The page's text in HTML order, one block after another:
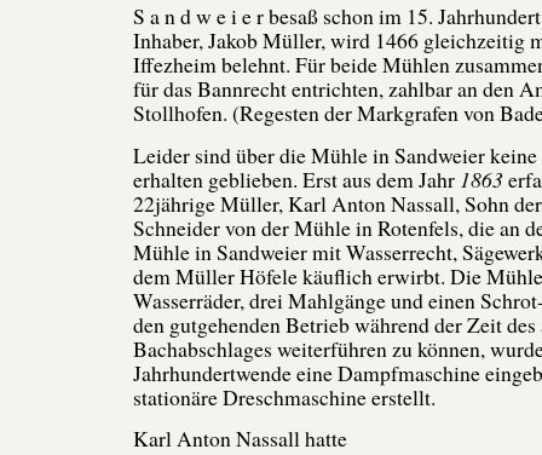
S a n d w e i e r besaß schon im 15.
Inhaber, Jakob Müller, wird 1466 gleichzeitig
Iffezheim belehnt. Für beide Mühlen
für das Bannrecht entrichten, zahlbar an den
Stollhofen. (Regesten der Markgrafen von
Leider sind über die Mühle in Sandweier
erhalten geblieben. Erst aus dem Jahr 1863
22jährige Müller, Karl Anton Nassall, Sohn
Schneider von der Mühle in Rotenfels, die an
Mühle in Sandweier mit Wasserrecht,
dem Müller Höfele käuflich erwirbt. Die
Wasserräder, drei Mahlgänge und einen
den gutgehenden Betrieb während der Zeit
Bachabschlages weiterführen zu können,
Jahrhundertwende eine Dampfmaschine
stationäre Dreschmaschine erstellt.
Karl Anton Nassall hatte